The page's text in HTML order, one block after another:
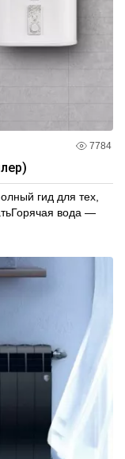
7784
гид для тех,
вода —